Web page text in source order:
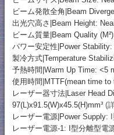
ビーム発散全角|Beam
出光穴高さ|Beam Height:
ビーム質量|Beam Quality
パワー安定性|Power
製冷方式|Temperature
予熱時間|Warm Up Time: <5
使用時間|MTTF(mean time to
レーザー器寸法|Laser Head
97(L)x91.5(W)x45.5(H)mm³ (
レーザー電源|Power Supply:
レーザー電源-1: I型分離型電